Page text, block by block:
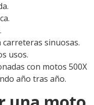
sinuosas.
usos.
con motos 500X
año tras año.